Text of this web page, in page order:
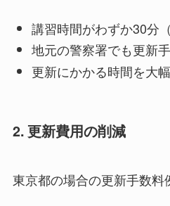
講習時間がわずか30分
地元の警察署でも更新
更新にかかる時間を大
2. 更新費用の削減
東京都の場合の更新手数料